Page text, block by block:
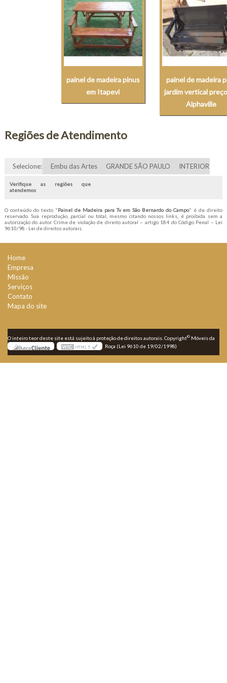
painel de madeira pinus
em Itapevi
painel de madeira
jardim vertical
Alphaville
Regiões de Atendimento
Selecione: Embu das Artes GRANDE SÃO PAULO INTERIOR
Verifique as regiões que
atendemos
O conteúdo do texto "Painel de Madeira para Tv em São Bernardo do Campo" é de direito
reservado. Sua reprodução, parcial ou total, mesmo citando nossos links, é proibida sem a
autorização do autor. Crime de violação de direito autoral – artigo 184 do Código Penal – Lei
9610/98 - Lei de direitos autorais.
Home
Empresa
Missão
Serviços
Contato
Mapa do site
O inteiro teor deste site está sujeito à proteção de direitos autorais. Copyright© Móveis da
Roça (Lei 9610 de 19/02/1998)